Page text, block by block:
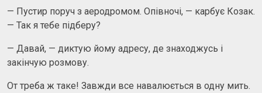
— Пустир поруч з аеродромом. Опівночі, — карбує Козак.
— Так я тебе підберу?
— Давай, — диктую йому адресу, де знаходжусь і
закінчую розмову.
От треба ж таке! Завжди все навалюється в одну мить.